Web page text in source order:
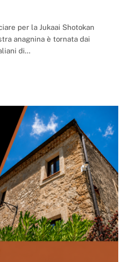
per la Jukaai Shotokan
anagnina è tornata dai
di…